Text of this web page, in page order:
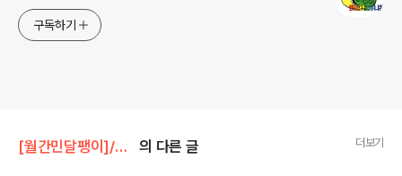
구독하기
[월간민달팽이]/* 메인 의 다른 글 더보기